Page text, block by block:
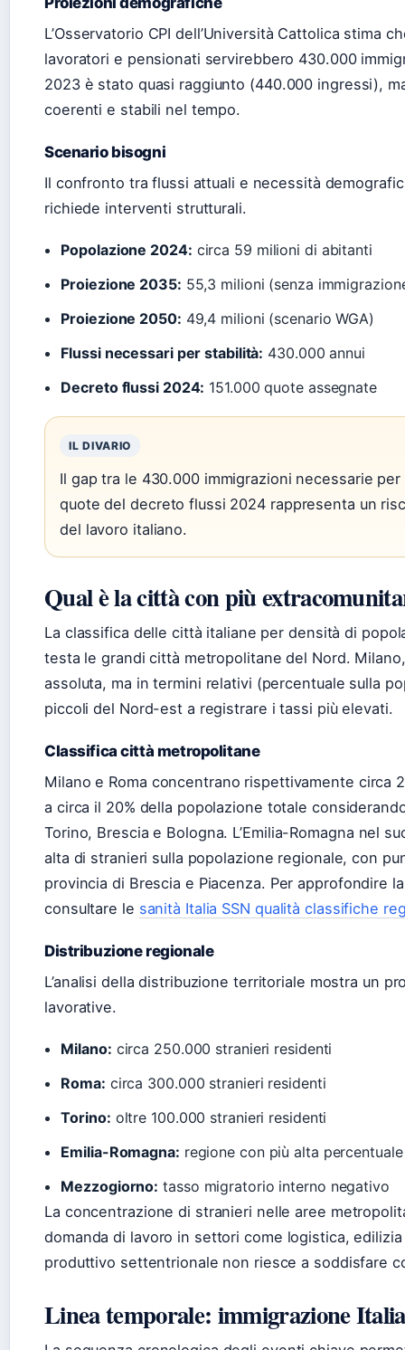
L’Osservatorio CPI dell’Università Cattolica stima
lavoratori e pensionati servirebbero 430.000
2023 è stato quasi raggiunto (440.000 ingressi),
coerenti e stabili nel tempo.
Scenario bisogni
Il confronto tra flussi attuali e necessità
richiede interventi strutturali.
Popolazione 2024: circa 59 milioni di abitanti
Proiezione 2035: 55,3 milioni (senza
Proiezione 2050: 49,4 milioni (scenario WGA)
Flussi necessari per stabilità: 430.000 annui
Decreto flussi 2024: 151.000 quote assegnate
IL DIVARIO
Il gap tra le 430.000 immigrazioni necessarie
quote del decreto flussi 2024 rappresenta un
del lavoro italiano.
Qual è la città con più
La classifica delle città italiane per densità di
testa le grandi città metropolitane del Nord.
assoluta, ma in termini relativi (percentuale sulla
piccoli del Nord-est a registrare i tassi più elevati.
Classifica città metropolitane
Milano e Roma concentrano rispettivamente circa
a circa il 20% della popolazione totale
Torino, Brescia e Bologna. L’Emilia-Romagna nel
alta di stranieri sulla popolazione regionale, con
provincia di Brescia e Piacenza. Per approfondire
consultare le sanità Italia SSN qualità classifiche
Distribuzione regionale
L’analisi della distribuzione territoriale mostra un
lavorative.
Milano: circa 250.000 stranieri residenti
Roma: circa 300.000 stranieri residenti
Torino: oltre 100.000 stranieri residenti
Emilia-Romagna: regione con più alta percentuale
Mezzogiorno: tasso migratorio interno negativo
La concentrazione di stranieri nelle aree
domanda di lavoro in settori come logistica,
produttivo settentrionale non riesce a soddisfare
Linea temporale: immigrazione